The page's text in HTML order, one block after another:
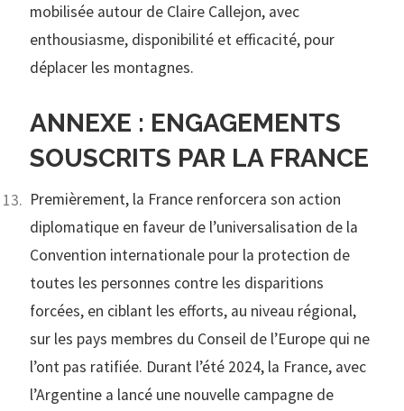
mobilisée autour de Claire Callejon, avec
enthousiasme, disponibilité et efficacité, pour
déplacer les montagnes.
ANNEXE : ENGAGEMENTS
SOUSCRITS PAR LA FRANCE
Premièrement, la France renforcera son action
diplomatique en faveur de l’universalisation de la
Convention internationale pour la protection de
toutes les personnes contre les disparitions
forcées, en ciblant les efforts, au niveau régional,
sur les pays membres du Conseil de l’Europe qui ne
l’ont pas ratifiée. Durant l’été 2024, la France, avec
l’Argentine a lancé une nouvelle campagne de